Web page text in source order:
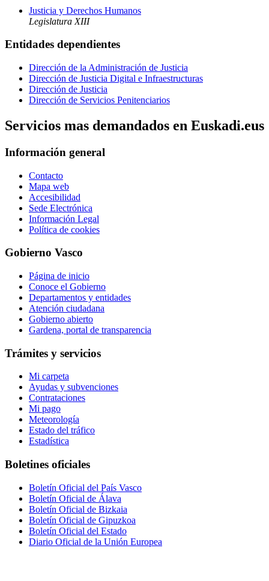
Justicia y Derechos Humanos
Legislatura XIII
Entidades dependientes
Dirección de la Administración de Justicia
Dirección de Justicia Digital e Infraestructuras
Dirección de Justicia
Dirección de Servicios Penitenciarios
Servicios mas demandados en Euskadi.eus
Información general
Contacto
Mapa web
Accesibilidad
Sede Electrónica
Información Legal
Política de cookies
Gobierno Vasco
Página de inicio
Conoce el Gobierno
Departamentos y entidades
Atención ciudadana
Gobierno abierto
Gardena, portal de transparencia
Trámites y servicios
Mi carpeta
Ayudas y subvenciones
Contrataciones
Mi pago
Meteorología
Estado del tráfico
Estadística
Boletines oficiales
Boletín Oficial del País Vasco
Boletín Oficial de Álava
Boletín Oficial de Bizkaia
Boletín Oficial de Gipuzkoa
Boletín Oficial del Estado
Diario Oficial de la Unión Europea